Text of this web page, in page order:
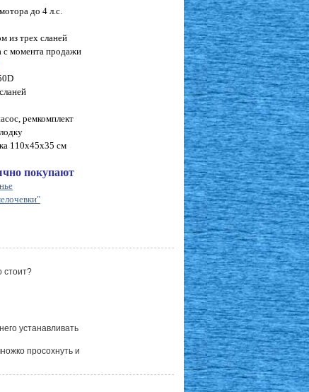
до 4 л.с.
из трех сланей
с момента продажи
ремкомплект
110х45х35 см
покупают
стоит?
устанавливать
просохнуть и